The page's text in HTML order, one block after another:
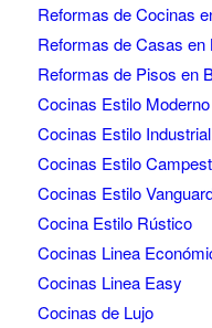
Reformas de Cocinas
Reformas de Casas en
Reformas de Pisos en
Cocinas Estilo Moderno
Cocinas Estilo Industrial
Cocinas Estilo
Cocinas Estilo
Cocina Estilo Rústico
Cocinas Linea
Cocinas Linea Easy
Cocinas de Lujo